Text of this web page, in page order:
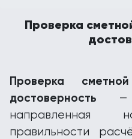
Проверка
Проверка
достоверность —
направленная
правильности